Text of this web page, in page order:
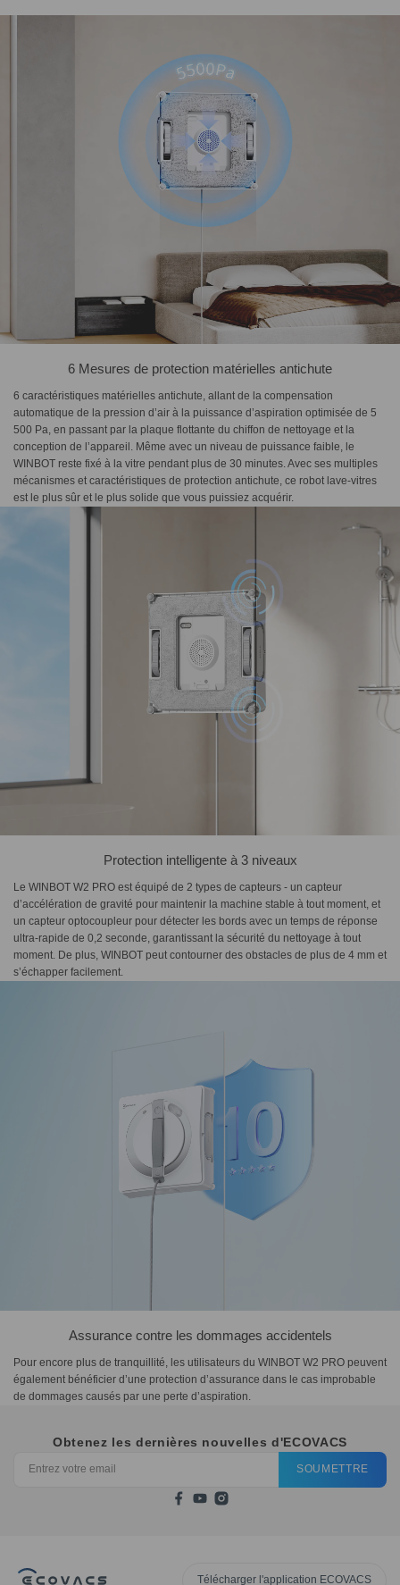
6 Mesures de protection matérielles antichute
6 caractéristiques matérielles antichute, allant de la compensation
automatique de la pression d’air à la puissance d’aspiration optimisée de 5
500 Pa, en passant par la plaque flottante du chiffon de nettoyage et la
conception de l’appareil. Même avec un niveau de puissance faible, le
WINBOT reste fixé à la vitre pendant plus de 30 minutes. Avec ses multiples
mécanismes et caractéristiques de protection antichute, ce robot lave-vitres
est le plus sûr et le plus solide que vous puissiez acquérir.
Protection intelligente à 3 niveaux
Le WINBOT W2 PRO est équipé de 2 types de capteurs - un capteur
d’accélération de gravité pour maintenir la machine stable à tout moment, et
un capteur optocoupleur pour détecter les bords avec un temps de réponse
ultra-rapide de 0,2 seconde, garantissant la sécurité du nettoyage à tout
moment. De plus, WINBOT peut contourner des obstacles de plus de 4 mm et
s’échapper facilement.
Assurance contre les dommages accidentels
Pour encore plus de tranquillité, les utilisateurs du WINBOT W2 PRO peuvent
également bénéficier d’une protection d’assurance dans le cas improbable
de dommages causés par une perte d’aspiration.
Obtenez les dernières nouvelles d'ECOVACS
SOUMETTRE
Télécharger l'application ECOVACS